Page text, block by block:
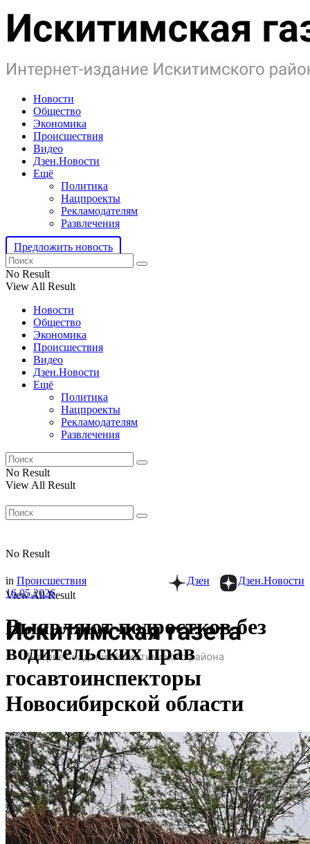
Новости
Общество
Экономика
Происшествия
Видео
Дзен.Новости
Ещё
Политика
Нацпроекты
Рекламодателям
Развлечения
Предложить новость
No Result
View All Result
Новости
Общество
Экономика
Происшествия
Видео
Дзен.Новости
Ещё
Политика
Нацпроекты
Рекламодателям
Развлечения
No Result
View All Result
No Result
View All Result
Дзен.Новости
Дзен
in Происшествия
16.05.2026
Выявляют подростков без
водительских прав
госавтоинспекторы
Новосибирской области